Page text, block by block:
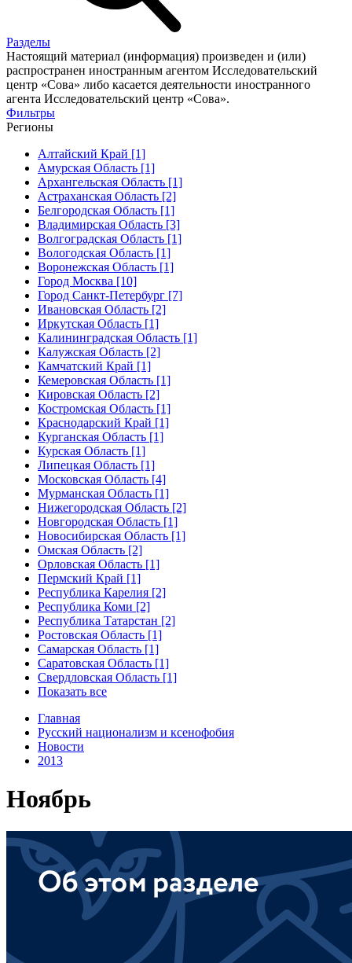
Разделы
Настоящий материал (информация) произведен и (или)
распространен иностранным агентом Исследовательский
центр «Сова» либо касается деятельности иностранного
агента Исследовательский центр «Сова».
Фильтры
Регионы
Алтайский Край [1]
Амурская Область [1]
Архангельская Область [1]
Астраханская Область [2]
Белгородская Область [1]
Владимирская Область [3]
Волгоградская Область [1]
Вологодская Область [1]
Воронежская Область [1]
Город Москва [10]
Город Санкт-Петербург [7]
Ивановская Область [2]
Иркутская Область [1]
Калининградская Область [1]
Калужская Область [2]
Камчатский Край [1]
Кемеровская Область [1]
Кировская Область [2]
Костромская Область [1]
Краснодарский Край [1]
Курганская Область [1]
Курская Область [1]
Липецкая Область [1]
Московская Область [4]
Мурманская Область [1]
Нижегородская Область [2]
Новгородская Область [1]
Новосибирская Область [1]
Омская Область [2]
Орловская Область [1]
Пермский Край [1]
Республика Карелия [2]
Республика Коми [2]
Республика Татарстан [2]
Ростовская Область [1]
Самарская Область [1]
Саратовская Область [1]
Свердловская Область [1]
Показать все
Главная
Русский национализм и ксенофобия
Новости
2013
Ноябрь